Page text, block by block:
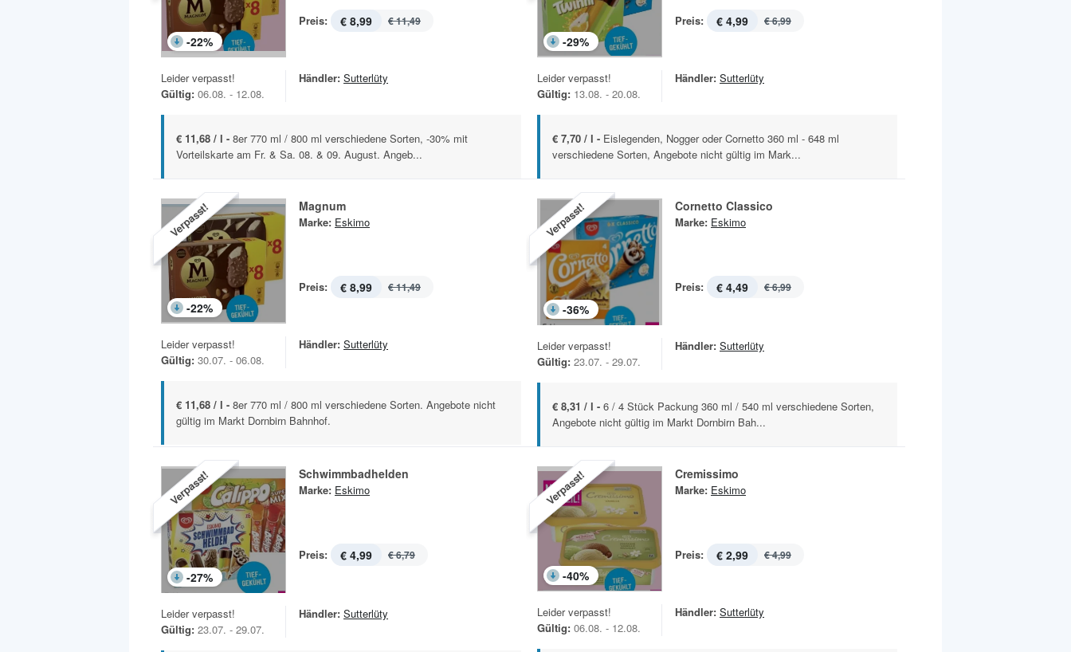
-22%
Preis: € 8,99 € 11,49
Leider verpasst!
Gültig: 06.08. - 12.08.
Händler: Sutterlüty
€ 11,68 / l - 8er 770 ml / 800 ml verschiedene Sorten, -30% mit
Vorteilskarte am Fr. & Sa. 08. & 09. August. Angeb...
-29%
Preis: € 4,99 € 6,99
Leider verpasst!
Gültig: 13.08. - 20.08.
Händler: Sutterlüty
€ 7,70 / l - Eislegenden, Nogger oder Cornetto 360 ml - 648 ml
verschiedene Sorten, Angebote nicht gültig im Mark...
Verpasst!
-22%
Magnum
Marke: Eskimo
Preis: € 8,99 € 11,49
Leider verpasst!
Gültig: 30.07. - 06.08.
Händler: Sutterlüty
€ 11,68 / l - 8er 770 ml / 800 ml verschiedene Sorten. Angebote nicht
gültig im Markt Dornbirn Bahnhof.
Verpasst!
-36%
Cornetto Classico
Marke: Eskimo
Preis: € 4,49 € 6,99
Leider verpasst!
Gültig: 23.07. - 29.07.
Händler: Sutterlüty
€ 8,31 / l - 6 / 4 Stück Packung 360 ml / 540 ml verschiedene Sorten,
Angebote nicht gültig im Markt Dornbirn Bah...
Verpasst!
-27%
Schwimmbadhelden
Marke: Eskimo
Preis: € 4,99 € 6,79
Leider verpasst!
Gültig: 23.07. - 29.07.
Händler: Sutterlüty
Verpasst!
-40%
Cremissimo
Marke: Eskimo
Preis: € 2,99 € 4,99
Leider verpasst!
Gültig: 06.08. - 12.08.
Händler: Sutterlüty